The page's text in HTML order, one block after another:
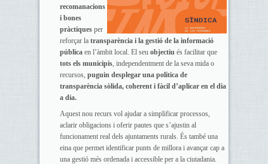
recomanacions
i bones
pràctiquesper
reforçar la transparència i la gestió de la informació
públicaen l’àmbit local. El seu objectiués facilitar que
tots els municipis, independentment de la seva mida o
recursos, puguin desplegar una política de
transparència sòlida, coherent i fàcil d’aplicar en el dia
a dia.
Aquest nou recurs vol ajudar a simplificar processos,
aclarir obligacions i oferir pautes que s’ajustin al
funcionament real dels ajuntaments rurals. És també una
eina que permet identificar punts de millora i avançar cap a
una gestió més ordenada i accessible per a la ciutadania.